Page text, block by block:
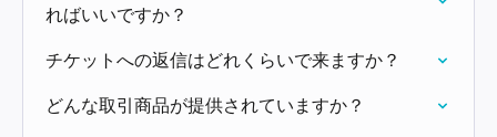
ればいいですか？
チケットへの返信はどれくらいで来ますか？
どんな取引商品が提供されていますか？